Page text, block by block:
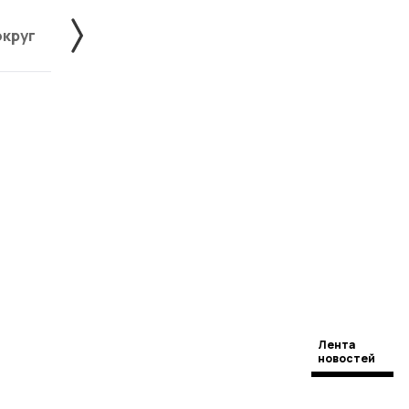
Лента
новостей
Жердевский округ